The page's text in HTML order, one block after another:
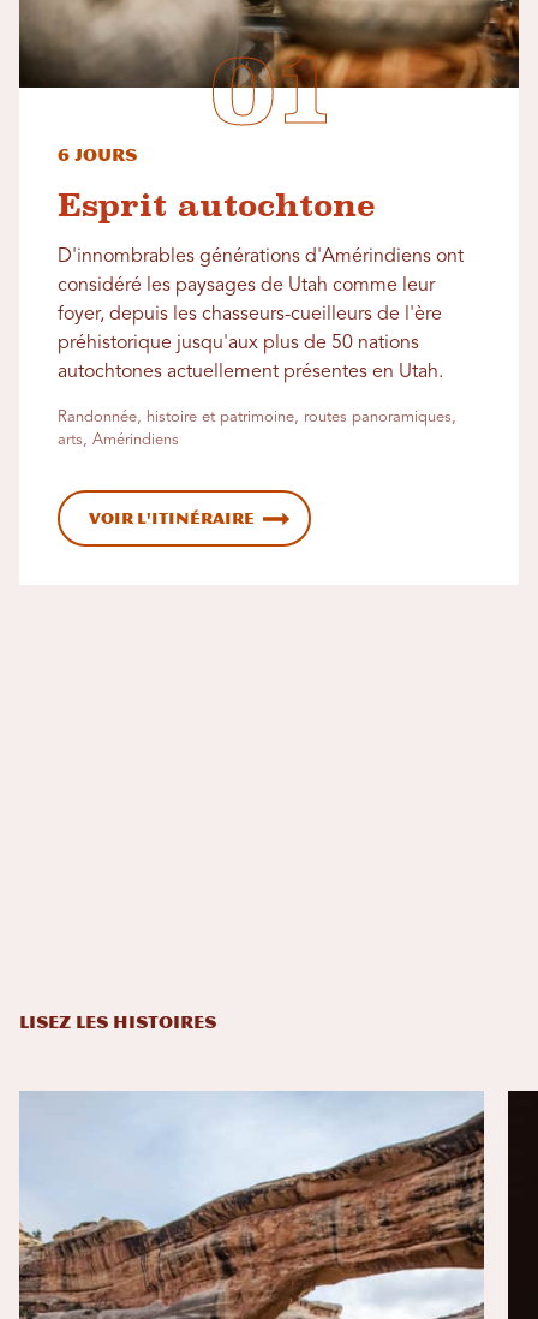
6 jours
Esprit autochtone
D'innombrables générations d'Amérindiens ont
considéré les paysages de Utah comme leur
foyer, depuis les chasseurs-cueilleurs de l'ère
préhistorique jusqu'aux plus de 50 nations
autochtones actuellement présentes en Utah.
Randonnée, histoire et patrimoine, routes panoramiques,
arts, Amérindiens
Voir l'itinéraire
LISEZ LES HISTOIRES